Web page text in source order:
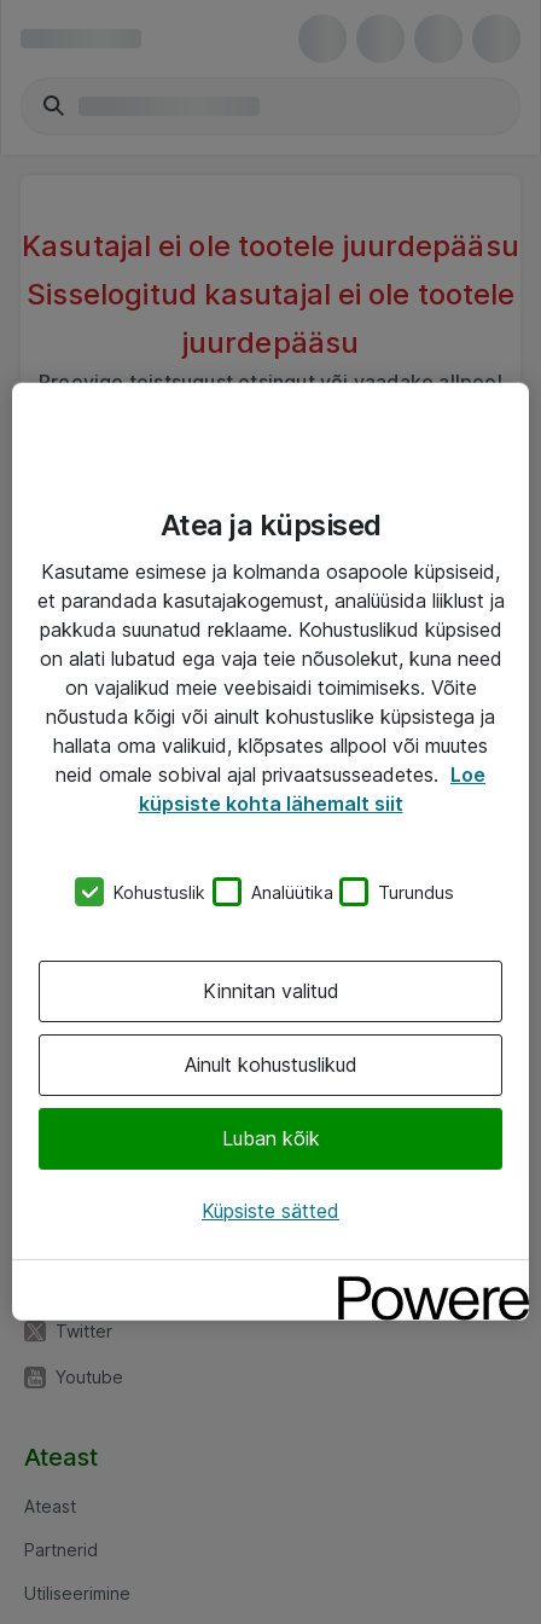
Kasutajal ei ole tootele juurdepääsu
Sisselogitud kasutajal ei ole tootele
juurdepääsu
Proovige teistsugust otsingut või vaadake allpool
Teenused
IT taristu
Haldusteenused
Garantii
Turva- ja nõrkvoolulahendused
AS ATEA
eShop@atea.ee
Twitter
Youtube
Ateast
Ateast
Partnerid
Utiliseerimine
Atea ja küpsised
Kasutame esimese ja kolmanda osapoole küpsiseid,
et parandada kasutajakogemust, analüüsida liiklust ja
pakkuda suunatud reklaame. Kohustuslikud küpsised
on alati lubatud ega vaja teie nõusolekut, kuna need
on vajalikud meie veebisaidi toimimiseks. Võite
nõustuda kõigi või ainult kohustuslike küpsistega ja
hallata oma valikuid, klõpsates allpool või muutes
neid omale sobival ajal privaatsusseadetes. Loe
küpsiste kohta lähemalt siit
Kohustuslik Analüütika Turundus
Ainult kohustuslikud
Luban kõik
Kinnitan valitud
Küpsiste sätted